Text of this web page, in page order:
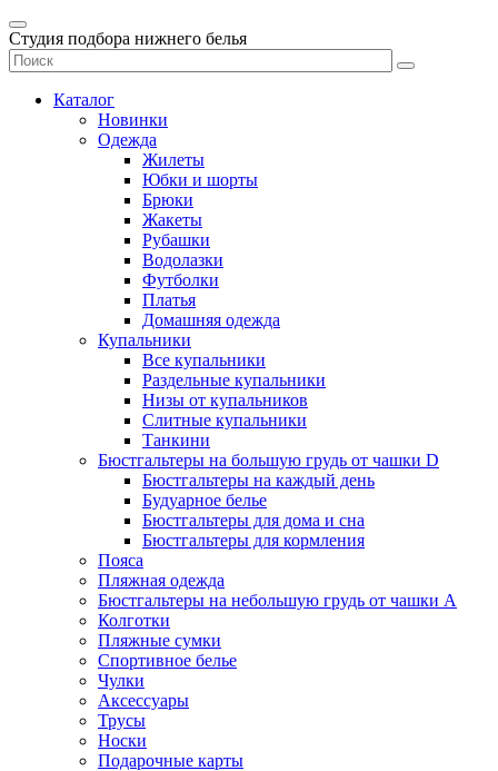
Студия подбора нижнего белья
Каталог
Новинки
Одежда
Жилеты
Юбки и шорты
Брюки
Жакеты
Рубашки
Водолазки
Футболки
Платья
Домашняя одежда
Купальники
Все купальники
Раздельные купальники
Низы от купальников
Слитные купальники
Танкини
Бюстгальтеры на большую грудь от чашки D
Бюстгальтеры на каждый день
Будуарное белье
Бюстгальтеры для дома и сна
Бюстгальтеры для кормления
Пояса
Пляжная одежда
Бюстгальтеры на небольшую грудь от чашки А
Колготки
Пляжные сумки
Спортивное белье
Чулки
Аксессуары
Трусы
Носки
Подарочные карты